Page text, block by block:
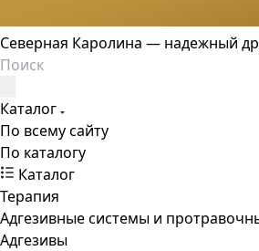
Северная Каролина — надежный
Каталог
По всему сайту
По каталогу
Каталог
Терапия
Адгезивные системы и
Адгезивы